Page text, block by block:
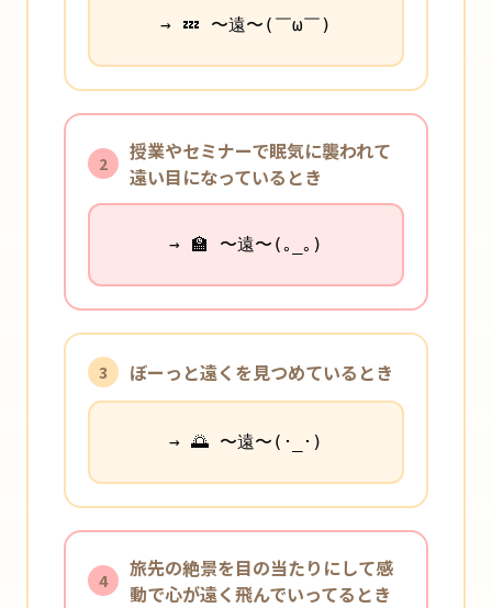
→ 💤 〜遠〜(￣ω￣)
2
授業やセミナーで眠気に襲われて
遠い目になっているとき
→ 🏫 〜遠〜(｡_｡)
3 ぼーっと遠くを見つめているとき
→ 🌅 〜遠〜(･_･)
4
旅先の絶景を目の当たりにして感
動で心が遠く飛んでいってるとき